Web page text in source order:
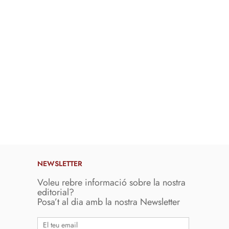
NEWSLETTER
Voleu rebre informació sobre la nostra
editorial?
Posa’t al dia amb la nostra Newsletter